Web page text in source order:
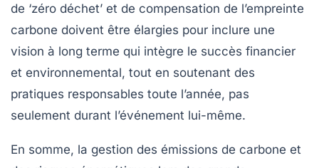
de ‘zéro déchet’ et de compensation de l’empreinte
carbone doivent être élargies pour inclure une
vision à long terme qui intègre le succès financier
et environnemental, tout en soutenant des
pratiques responsables toute l’année, pas
seulement durant l’événement lui-même.
En somme, la gestion des émissions de carbone et